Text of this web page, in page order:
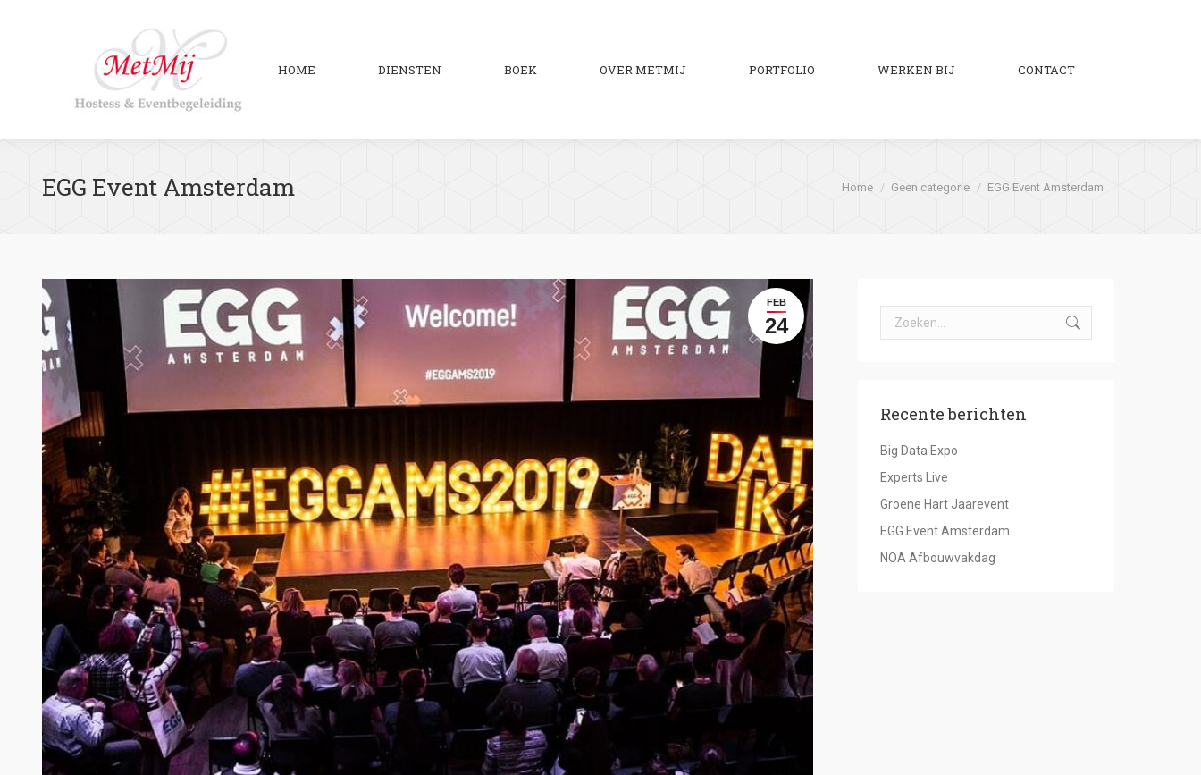
HOME DIENSTEN BOEK OVER METMIJ PORTFOLIO WERKEN BIJ CONTACT
EGG Event Amsterdam Je bent hier:
Home Geen categorie EGG Event Amsterdam
FEB
24 Zoeken:
Recente berichten
Big Data Expo
Experts Live
Groene Hart Jaarevent
EGG Event Amsterdam
NOA Afbouwvakdag